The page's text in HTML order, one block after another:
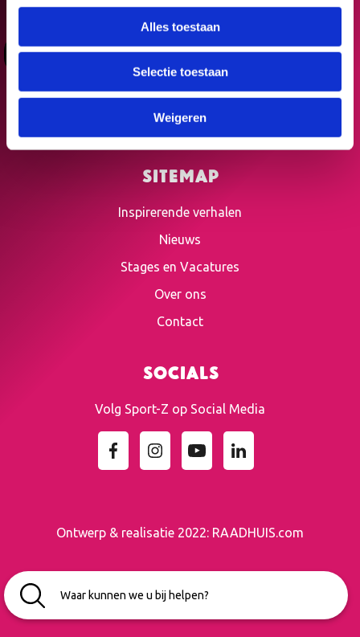
Alles toestaan
Selectie toestaan
Weigeren
Deelnemers Organisaties
Algemene voorwaarden
Privacy Verklaring
Sitemap
Inspirerende verhalen
Nieuws
Stages en Vacatures
Over ons
Contact
Socials
Volg Sport-Z op Social Media
Ontwerp & realisatie 2022: RAADHUIS.com